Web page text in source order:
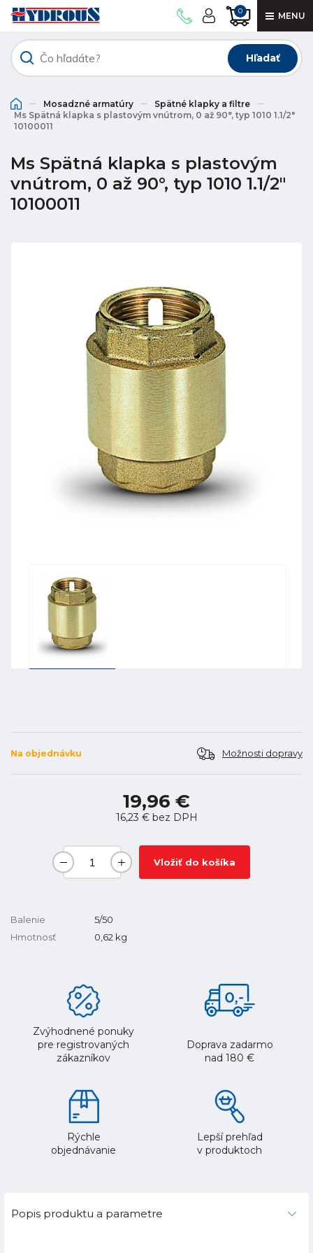
0 MENU
Hľadať
Mosadzné armatúry
Spätné klapky a filtre
Ms Spätná klapka s plastovým vnútrom, 0 až 90°, typ 1010 1.1/2"
10100011
Ms Spätná klapka s plastovým
vnútrom, 0 až 90°, typ 1010 1.1/2"
10100011
Na objednávku Možnosti dopravy
19,96 €
16,23 €bez DPH
Vložiť do košíka
Balenie
5/50
Hmotnosť
0,62 kg
Zvýhodnené ponuky
pre registrovaných
zákazníkov
Doprava zadarmo
nad 180 €
Rýchle
objednávanie
Lepší prehľad
v produktoch
Popis produktu a parametre